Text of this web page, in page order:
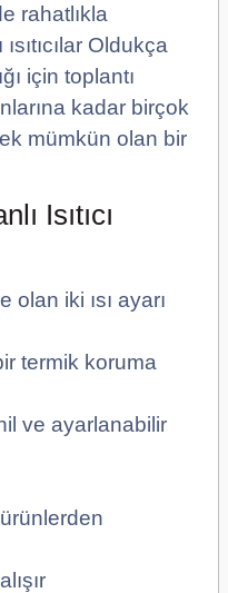
rahatlıkla
Oldukça
için toplantı
kadar birçok
mümkün olan bir
Isıtıcı
olan iki ısı ayarı
termik koruma
ve ayarlanabilir